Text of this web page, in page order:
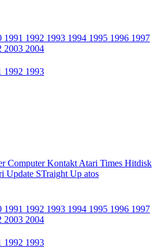
1991 1992 1993 1994 1995 1996 1997
2003 2004
1992 1993
Computer Kontakt Atari Times Hitdisk
Update STraight Up atos
1991 1992 1993 1994 1995 1996 1997
2003 2004
1992 1993